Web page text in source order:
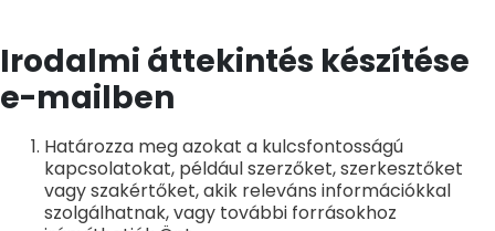
Irodalmi áttekintés készítése
e-mailben
Határozza meg azokat a kulcsfontosságú
kapcsolatokat, például szerzőket, szerkesztőket
vagy szakértőket, akik releváns információkkal
szolgálhatnak, vagy további forrásokhoz